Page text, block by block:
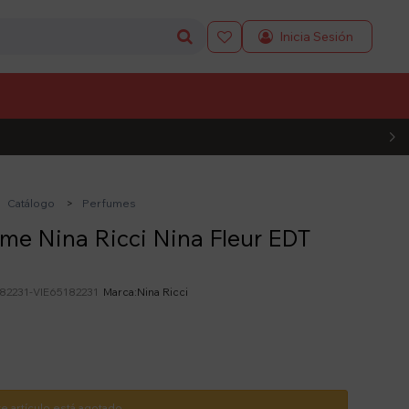

Catálogo Perfumes
Nina Ricci Nina Fleur EDT
VIE65182231 Nina Ricci